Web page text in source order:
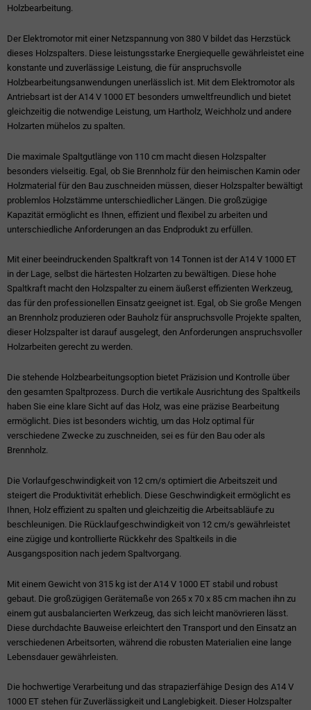
Holzbearbeitung.
Der Elektromotor mit einer Netzspannung von 380 V bildet das Herzstück
dieses Holzspalters. Diese leistungsstarke Energiequelle gewährleistet eine
konstante und zuverlässige Leistung, die für anspruchsvolle
Holzbearbeitungsanwendungen unerlässlich ist. Mit dem Elektromotor als
Antriebsart ist der A14 V 1000 ET besonders umweltfreundlich und bietet
gleichzeitig die notwendige Leistung, um Hartholz, Weichholz und andere
Holzarten mühelos zu spalten.
Die maximale Spaltgutlänge von 110 cm macht diesen Holzspalter
besonders vielseitig. Egal, ob Sie Brennholz für den heimischen Kamin oder
Holzmaterial für den Bau zuschneiden müssen, dieser Holzspalter bewältigt
problemlos Holzstämme unterschiedlicher Längen. Die großzügige
Kapazität ermöglicht es Ihnen, effizient und flexibel zu arbeiten und
unterschiedliche Anforderungen an das Endprodukt zu erfüllen.
Mit einer beeindruckenden Spaltkraft von 14 Tonnen ist der A14 V 1000 ET
in der Lage, selbst die härtesten Holzarten zu bewältigen. Diese hohe
Spaltkraft macht den Holzspalter zu einem äußerst effizienten Werkzeug,
das für den professionellen Einsatz geeignet ist. Egal, ob Sie große Mengen
an Brennholz produzieren oder Bauholz für anspruchsvolle Projekte spalten,
dieser Holzspalter ist darauf ausgelegt, den Anforderungen anspruchsvoller
Holzarbeiten gerecht zu werden.
Die stehende Holzbearbeitungsoption bietet Präzision und Kontrolle über
den gesamten Spaltprozess. Durch die vertikale Ausrichtung des Spaltkeils
haben Sie eine klare Sicht auf das Holz, was eine präzise Bearbeitung
ermöglicht. Dies ist besonders wichtig, um das Holz optimal für
verschiedene Zwecke zu zuschneiden, sei es für den Bau oder als
Brennholz.
Die Vorlaufgeschwindigkeit von 12 cm/s optimiert die Arbeitszeit und
steigert die Produktivität erheblich. Diese Geschwindigkeit ermöglicht es
Ihnen, Holz effizient zu spalten und gleichzeitig die Arbeitsabläufe zu
beschleunigen. Die Rücklaufgeschwindigkeit von 12 cm/s gewährleistet
eine zügige und kontrollierte Rückkehr des Spaltkeils in die
Ausgangsposition nach jedem Spaltvorgang.
Mit einem Gewicht von 315 kg ist der A14 V 1000 ET stabil und robust
gebaut. Die großzügigen Gerätemaße von 265 x 70 x 85 cm machen ihn zu
einem gut ausbalancierten Werkzeug, das sich leicht manövrieren lässt.
Diese durchdachte Bauweise erleichtert den Transport und den Einsatz an
verschiedenen Arbeitsorten, während die robusten Materialien eine lange
Lebensdauer gewährleisten.
Die hochwertige Verarbeitung und das strapazierfähige Design des A14 V
1000 ET stehen für Zuverlässigkeit und Langlebigkeit. Dieser Holzspalter